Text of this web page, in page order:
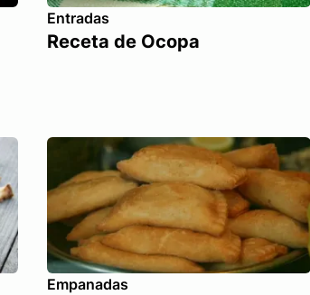
Entradas
Receta de Ocopa
Empanadas